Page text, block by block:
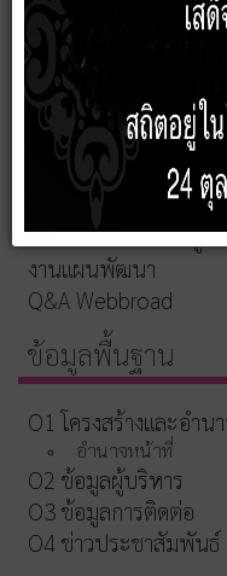
ประวัติความเป็นมา
สภาพและข้อมูลพื้นฐาน
ตราสัญลักษณ์
กฎหมายที่เกี่ยวข้อง
Social Network
นโยบายคุ้มครองข้อมู
เทศบัญญัติ
แหล่งท่องเที่ยวและภู
งานแผนพัฒนา
Q&A Webbroad
ข้อมูลพื้นฐาน
O1 โครงสร้างและอำน
อำนาจหน้าที่
O2 ข้อมูลผู้บริหาร
O3 ข้อมูลการติดต่อ
O4 ข่าวประชาสัมพันธ์